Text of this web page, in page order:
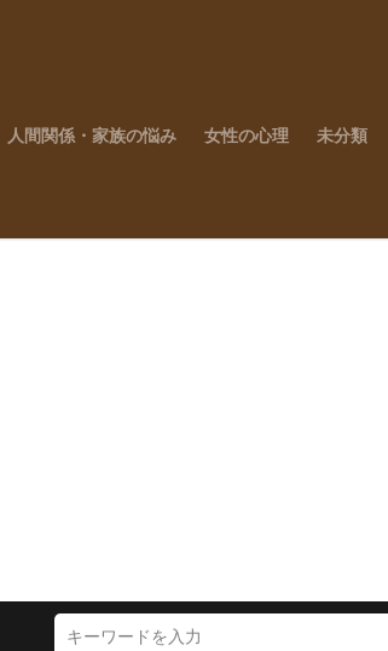
人間関係・家族の悩み 女性の心理
未分類